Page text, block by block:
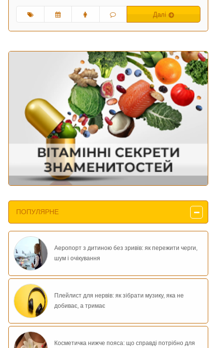
Далі
ПОПУЛЯРНЕ
Аеропорт з дитиною без зривів: як пережити черги,
шум і очікування
Плейлист для нервів: як зібрати музику, яка не
добиває, а тримає
Косметичка нижче пояса: що справді потрібно для